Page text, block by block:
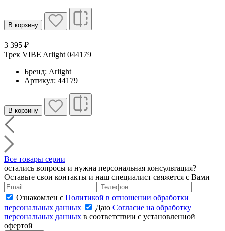
В корзину
3 395 ₽
Трек VIBE Arlight 044179
Бренд: Arlight
Артикул: 44179
В корзину
Все товары серии
остались вопросы и нужна персональная консультация?
Оставьте свои контакты и наш специалист свяжется с Вами
Ознакомлен с Политикой в отношении обработки
персональных данных
Даю Согласие на обработку
персональных данных в соответствии с установленной
офертой